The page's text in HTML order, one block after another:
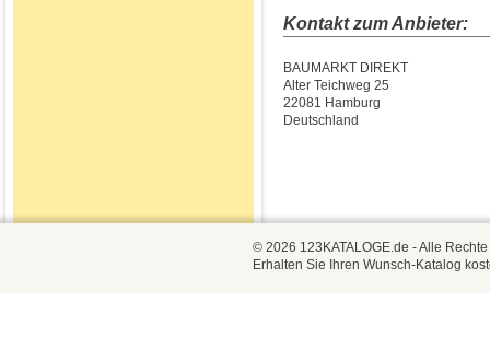
Kontakt zum Anbieter:
BAUMARKT DIREKT
Alter Teichweg 25
22081 Hamburg
Deutschland
© 2026 123KATALOGE.de - Alle
Erhalten Sie Ihren Wunsch-Katalog